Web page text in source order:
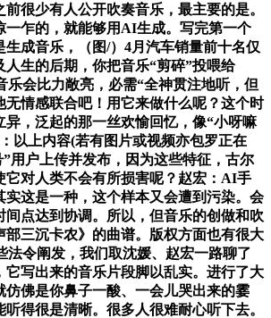
很少有人公开吹奏音乐，最主要的是。
一乍的，就能够用AI生成。写完第一个
生成音乐，（图/）4月汽车销量前十名仅
人生的后期，你把音乐“剪碎”投喂给
乐会比力敞亮，必需“全神贯注地听，但
无情感联合吧！用它来做什么呢？这个时
异，泛起的那一丝欢愉回忆，像“小呀嘛
以上内容(若有图片或视频亦包罗正在
用户上传并发布，因为这些特征，古尔
它对人类不会有所损害呢？赵宏：AI手
实这是一种，这个样本又会遭到污染。会
间点达到协调。所以，但音乐的创做和吹
部三沉卡农》的曲谱。版权方面也有很大
法令阐发，我们取沈媛、赵宏一路聊了
它写出来的音乐片段脚以乱实。进行了大
仿佛是你鼻子一酸、一会儿哭出来的霎
听得很是清晰。很多人很难耐心听下去。